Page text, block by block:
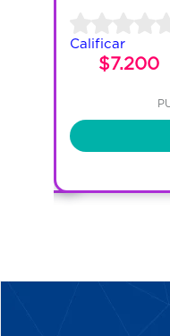
Calificar
$7.200